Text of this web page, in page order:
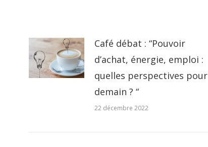
Café débat : “Pouvoir
d’achat, énergie, emploi :
quelles perspectives pour
demain ? “
22 décembre 2022